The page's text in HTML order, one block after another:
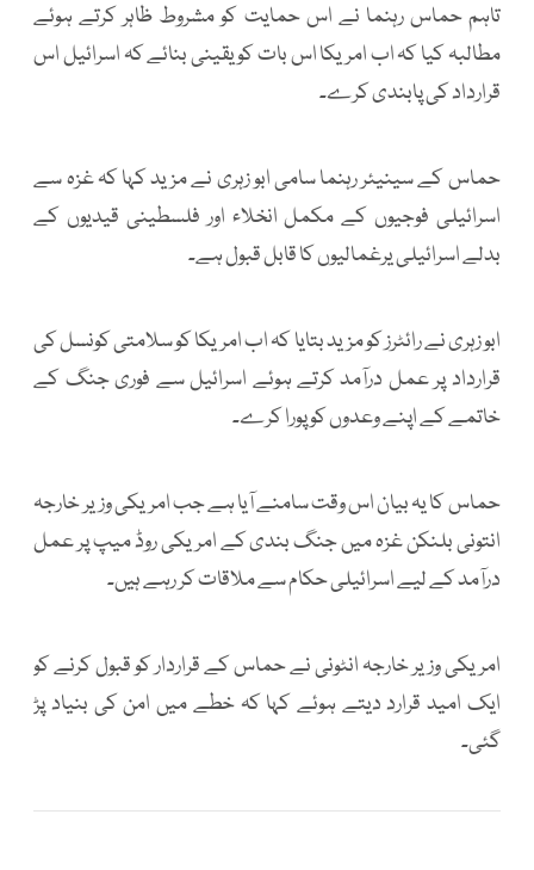
تاہم حماس رہنما نے اس حمایت کو مشروط ظاہر کرتے ہوئے
مطالبہ کیا کہ اب امریکا اس بات کو یقینی بنائے کہ اسرائیل اس
قرارداد کی پابندی کرے۔
حماس کے سینیئر رہنما سامی ابو زہری نے مزید کہا کہ غزہ سے
اسرائیلی فوجیوں کے مکمل انخلاء اور فلسطینی قیدیوں کے
بدلے اسرائیلی یرغمالیوں کا قابل قبول ہے۔
ابو زہری نے رائٹرز کو مزید بتایا کہ اب امریکا کو سلامتی کونسل کی
قرارداد پر عمل درآمد کرتے ہوئے اسرائیل سے فوری جنگ کے
خاتمے کے اپنے وعدوں کو پورا کرے۔
حماس کا یہ بیان اس وقت سامنے آیا ہے جب امریکی وزیر خارجہ
انتونی بلنکن غزہ میں جنگ بندی کے امریکی روڈ میپ پر عمل
درآمد کے لیے اسرائیلی حکام سے ملاقات کر رہے ہیں۔
امریکی وزیر خارجہ انٹونی نے حماس کے قراردار کو قبول کرنے کو
ایک امید قرارد دیتے ہوئے کہا کہ خطے میں امن کی بنیاد پڑ
گئی۔